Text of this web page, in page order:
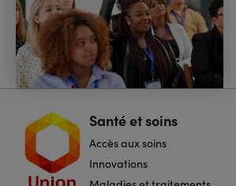
Navigation
de
page
Santé et soins
Accès aux soins
Innovations